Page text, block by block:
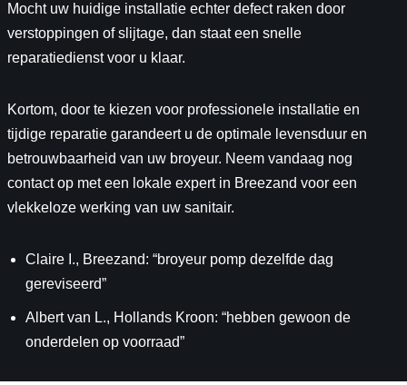
Mocht uw huidige installatie echter defect raken door
verstoppingen of slijtage, dan staat een snelle
reparatiedienst voor u klaar.
Kortom, door te kiezen voor professionele installatie en
tijdige reparatie garandeert u de optimale levensduur en
betrouwbaarheid van uw broyeur. Neem vandaag nog
contact op met een lokale expert in Breezand voor een
vlekkeloze werking van uw sanitair.
Claire I., Breezand: “broyeur pomp dezelfde dag
gereviseerd”
Albert van L., Hollands Kroon: “hebben gewoon de
onderdelen op voorraad”